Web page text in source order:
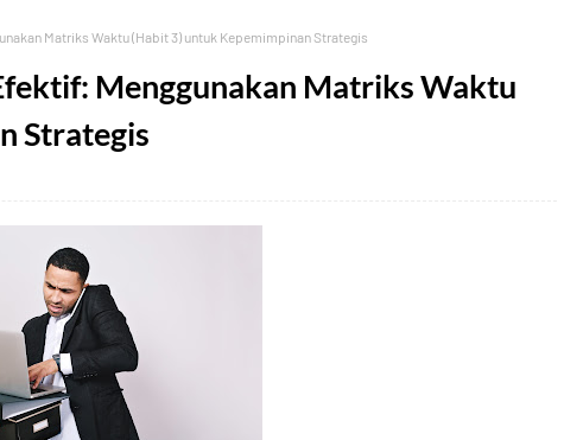
Matriks Waktu (Habit 3) untuk Kepemimpinan Strategis
Menggunakan Matriks Waktu
Strategis